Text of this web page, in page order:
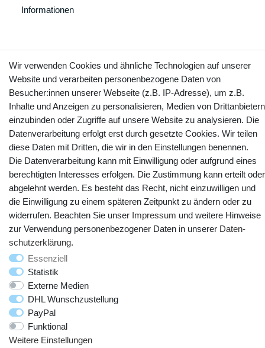
Informationen
Vertrag widerrufen Kontakt
YouTube Facebook Instagram
© Copyright 2025 webtotrade GmbH. Alle Rechte vorbehalten.
Wir verwenden Cookies und ähnliche Technologien auf unserer
Website und verarbeiten personenbezogene Daten von
Besucher:innen unserer Webseite (z.B. IP-Adresse), um z.B.
Inhalte und Anzeigen zu personalisieren, Medien von Drittanbietern
einzubinden oder Zugriffe auf unsere Website zu analysieren. Die
Datenverarbeitung erfolgt erst durch gesetzte Cookies. Wir teilen
diese Daten mit Dritten, die wir in den Einstellungen benennen.
Die Datenverarbeitung kann mit Einwilligung oder aufgrund eines
berechtigten Interesses erfolgen. Die Zustimmung kann erteilt oder
abgelehnt werden. Es besteht das Recht, nicht einzuwilligen und
die Einwilligung zu einem späteren Zeitpunkt zu ändern oder zu
widerrufen. Beachten Sie unser Impressum und weitere Hinweise
zur Verwendung personenbezogener Daten in unserer Daten­
schutz­erklärung.
Essenziell
Statistik
Externe Medien
DHL Wunschzustellung
PayPal
Funktional
Weitere Einstellungen